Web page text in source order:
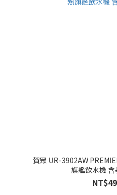
賀眾 UR-3902AW
旗艦飲水機